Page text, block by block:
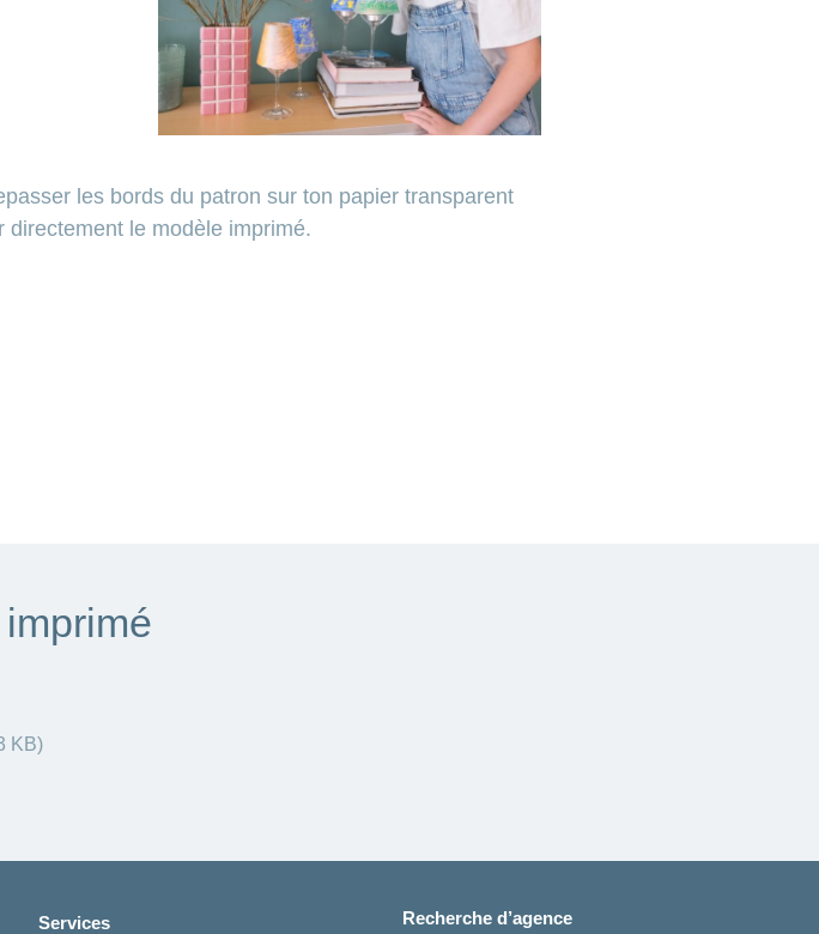
les bords du patron sur ton papier transparent
directement le modèle imprimé.
KB)
Services Recherche d’agence